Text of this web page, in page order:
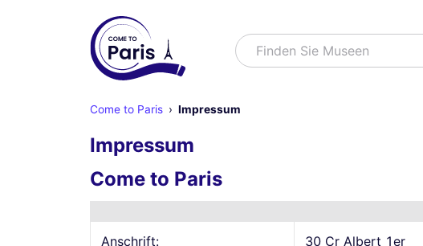
SuchenFinden Sie Museen
Come to Paris Impressum
Impressum
Come to Paris
Anschrift: 30 Cr Albert 1er